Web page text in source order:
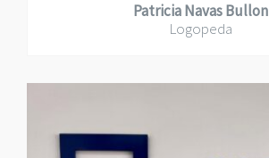
Patricia Navas Bullon
Logopeda